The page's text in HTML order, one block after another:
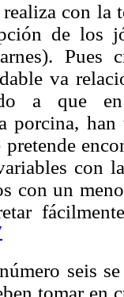
con la
de los
Pues
va
a que
porcina,
pretende
con
con un
seis